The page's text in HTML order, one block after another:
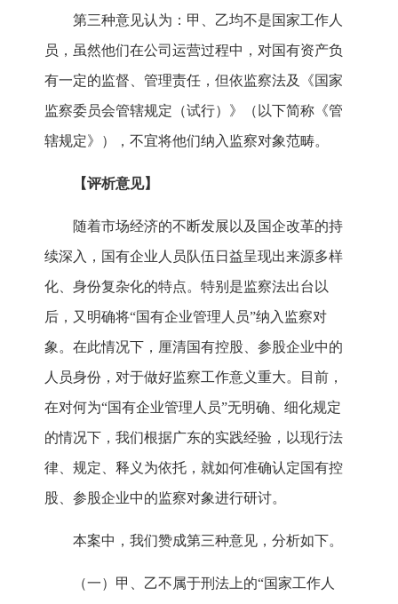
第三种意见认为：甲、乙均不是国家工作人
员，虽然他们在公司运营过程中，对国有资产负
有一定的监督、管理责任，但依监察法及《国家
监察委员会管辖规定（试行）》（以下简称《管
辖规定》），不宜将他们纳入监察对象范畴。
【评析意见】
随着市场经济的不断发展以及国企改革的持
续深入，国有企业人员队伍日益呈现出来源多样
化、身份复杂化的特点。特别是监察法出台以
后，又明确将“国有企业管理人员”纳入监察对
象。在此情况下，厘清国有控股、参股企业中的
人员身份，对于做好监察工作意义重大。目前，
在对何为“国有企业管理人员”无明确、细化规定
的情况下，我们根据广东的实践经验，以现行法
律、规定、释义为依托，就如何准确认定国有控
股、参股企业中的监察对象进行研讨。
本案中，我们赞成第三种意见，分析如下。
（一）甲、乙不属于刑法上的“国家工作人